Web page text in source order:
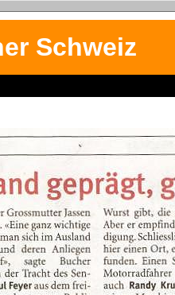
Schweiz